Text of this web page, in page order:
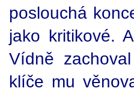
poslouchá
jako kritikové.
Vídně
klíče mu